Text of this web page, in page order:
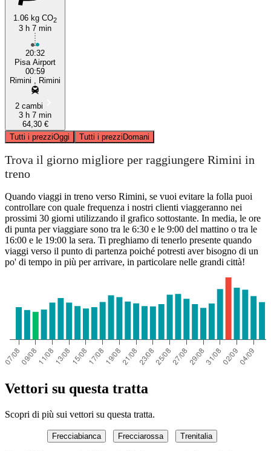
1.06 kg CO2
3 h 7 min
20:32
Pisa Airport
00:59
Rimini , Rimini
2 cambi
3 h 7 min
64,30 €
Tutti i prezziOggi Tutti i prezziDomani
Trova il giorno migliore per raggiungere Rimini in
treno
Quando viaggi in treno verso Rimini, se vuoi evitare la folla puoi
controllare con quale frequenza i nostri clienti viaggeranno nei
prossimi 30 giorni utilizzando il grafico sottostante. In media, le ore
di punta per viaggiare sono tra le 6:30 e le 9:00 del mattino o tra le
16:00 e le 19:00 la sera. Ti preghiamo di tenerlo presente quando
viaggi verso il punto di partenza poiché potresti aver bisogno di un
po' di tempo in più per arrivare, in particolare nelle grandi città!
Vettori su questa tratta
Scopri di più sui vettori su questa tratta.
Frecciabianca Frecciarossa Trenitalia